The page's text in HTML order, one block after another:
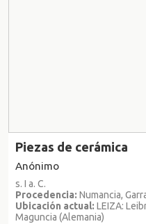
Piezas de cerámica
Anónimo
s. I a. C.
Procedencia: Numancia,
Ubicación actual: LEIZA:
Maguncia (Alemania)